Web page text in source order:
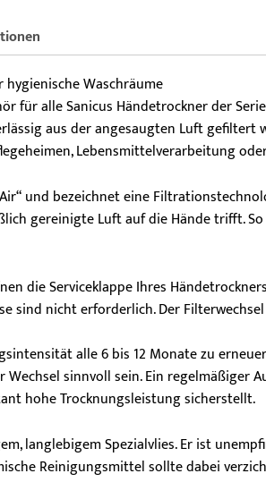
hygienische Waschräume
für alle Sanicus Händetrockner der
aus der angesaugten Luft
Lebensmittelverarbeitung
und bezeichnet eine
gereinigte Luft auf die Hände trifft.
die Serviceklappe Ihres
sind nicht erforderlich. Der
alle 6 bis 12 Monate zu
sinnvoll sein. Ein
hohe Trocknungsleistung sicherstellt.
langlebigem Spezialvlies. Er ist
Reinigungsmittel sollte dabei